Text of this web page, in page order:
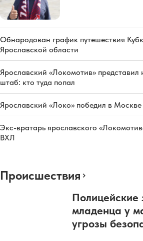
Обнародован график путешествия
Ярославской области
Ярославский «Локомотив» представил
штаб: кто туда попал
Ярославский «Локо» победил в Москве
Экс-вратарь ярославского
ВХЛ
Происшествия
Полицейские
младенца у
угрозы